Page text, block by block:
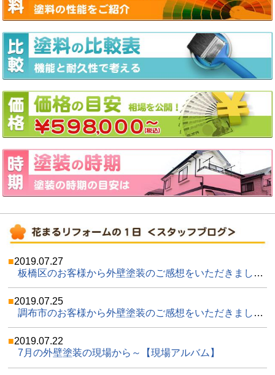
2019.07.27
板橋区のお客様から外壁塗装のご感想をいただきました(^_^)vハウスメーカーの対応にはいつも不満が残っていました。
2019.07.25
調布市のお客様から外壁塗装のご感想をいただきました(*^_^*)！♪サラリーマンなのでメールでのやり取りは便利でした。
2019.07.22
7月の外壁塗装の現場から～【現場アルバム】